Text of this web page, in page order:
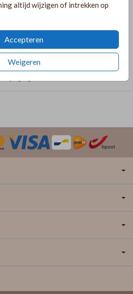
altijd wijzigen of intrekken op
Accepteren
Weigeren